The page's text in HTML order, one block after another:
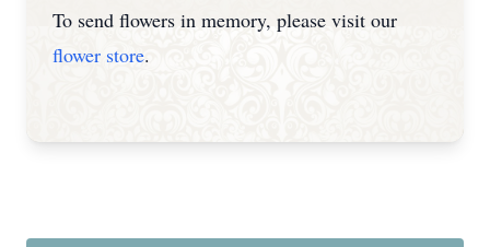
To send flowers in memory, please visit our
flower store.